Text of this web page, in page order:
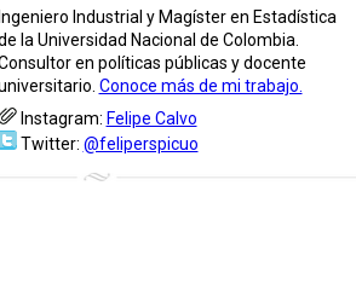
Ingeniero Industrial y Magíster en Estadística
la Universidad Nacional de Colombia.
en políticas públicas y docente
Conoce más de mi trabajo.
Instagram: Felipe Calvo
Twitter: @feliperspicuo